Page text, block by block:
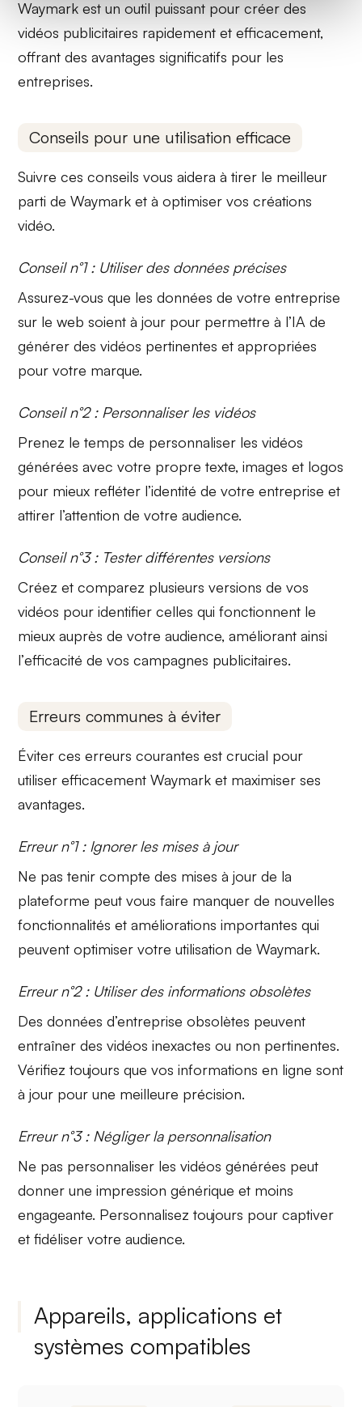
Waymark est un outil puissant pour créer des
vidéos publicitaires rapidement et efficacement,
offrant des avantages significatifs pour les
entreprises.
Conseils pour une utilisation efficace
Suivre ces conseils vous aidera à tirer le meilleur
parti de Waymark et à optimiser vos créations
vidéo.
Conseil n°1 : Utiliser des données précises
Assurez-vous que lesdonnées de votre entreprise
sur le web soient à jour pour permettre à l’IA de
générer des vidéos pertinentes et appropriées
pour votre marque.
Conseil n°2 : Personnaliser les vidéos
Prenez le temps de personnaliser les vidéos
générées avec votre propre texte, images et logos
pour mieux refléter l’identité de votre entreprise et
attirer l’attention de votre audience.
Conseil n°3 : Tester différentes versions
Créez et comparez plusieurs versions de vos
vidéos pour identifier celles qui fonctionnent le
mieux auprès de votre audience, améliorant ainsi
l’efficacité de vos campagnes publicitaires.
Erreurs communes à éviter
Éviter ces erreurs courantes est crucial pour
utiliser efficacement Waymark et maximiser ses
avantages.
Erreur n°1 : Ignorer les mises à jour
Ne pas tenir compte des mises à jour de la
plateforme peut vous faire manquer de nouvelles
fonctionnalités et améliorations importantes qui
peuvent optimiser votre utilisation de Waymark.
Erreur n°2 : Utiliser des informations obsolètes
Des données d’entreprise obsolètes peuvent
entraîner des vidéosinexactes ou non pertinentes.
Vérifiez toujours que vos informations en ligne sont
à jour pour une meilleure précision.
Erreur n°3 : Négliger la personnalisation
Ne pas personnaliser les vidéos générées peut
donner une impressiongénérique et moins
engageante. Personnalisez toujours pour captiver
et fidéliser votre audience.
Appareils, applications et
systèmes compatibles